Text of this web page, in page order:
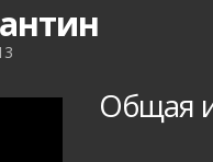
Общая